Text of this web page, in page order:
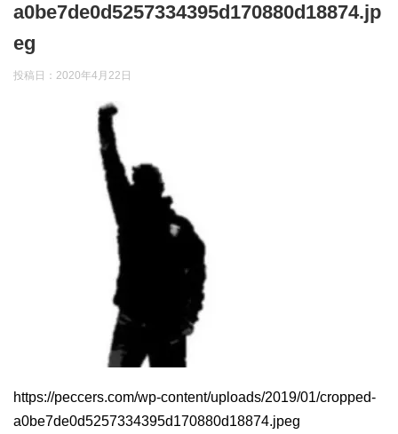
a0be7de0d5257334395d170880d18874.jp
eg
投稿日： 2020年4月22日
https://peccers.com/wp-content/uploads/2019/01/cropped-
a0be7de0d5257334395d170880d18874.jpeg